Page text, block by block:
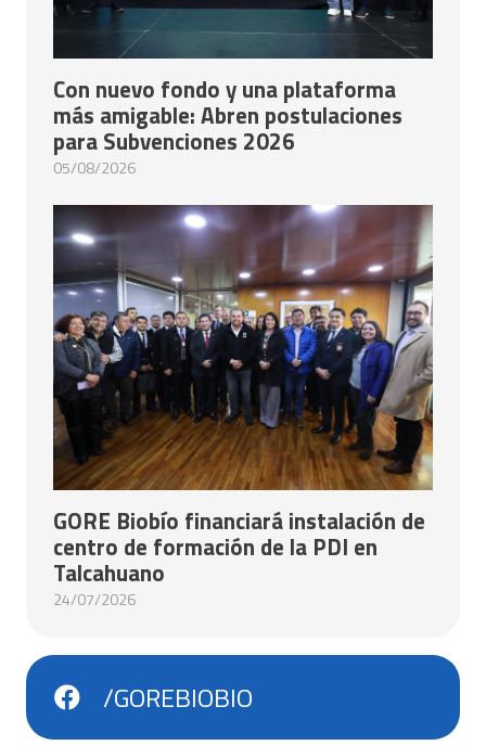
Con nuevo fondo y una plataforma
más amigable: Abren postulaciones
para Subvenciones 2026
05/08/2026
GORE Biobío financiará instalación de
centro de formación de la PDI en
Talcahuano
24/07/2026
/GOREBIOBIO